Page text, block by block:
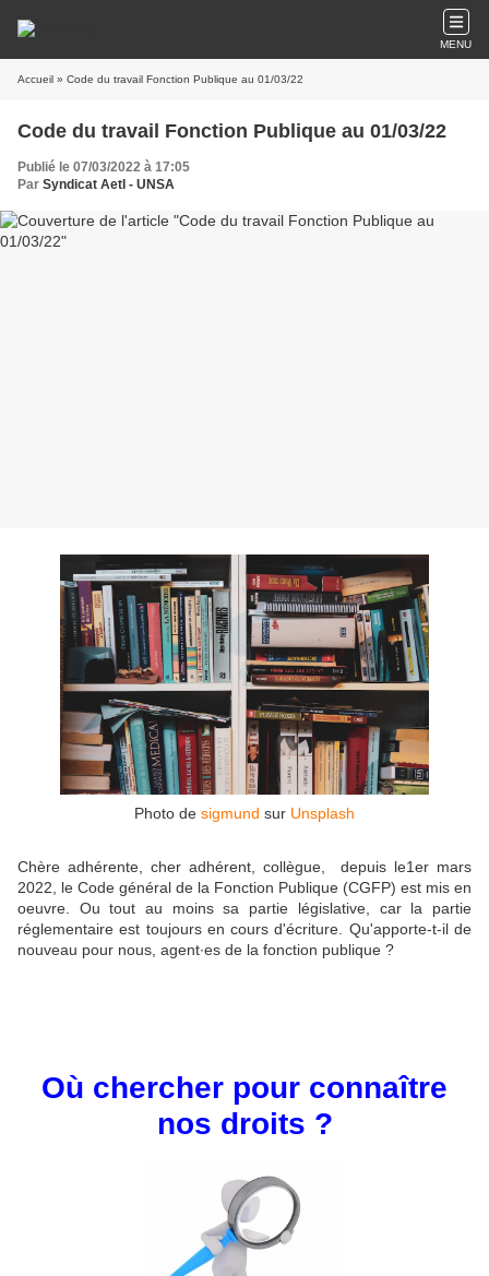
MENU
Accueil » Code du travail Fonction Publique au 01/03/22
Code du travail Fonction Publique au 01/03/22
Publié le 07/03/2022 à 17:05
Par Syndicat AetI - UNSA
Photo de sigmund sur Unsplash
Chère adhérente, cher adhérent, collègue, depuis le1er mars
2022, le Code général de la Fonction Publique (CGFP) est mis en
oeuvre. Ou tout au moins sa partie législative, car la partie
réglementaire est toujours en cours d'écriture. Qu'apporte-t-il de
nouveau pour nous, agent∙es de la fonction publique ?
Où chercher pour connaître
nos droits ?